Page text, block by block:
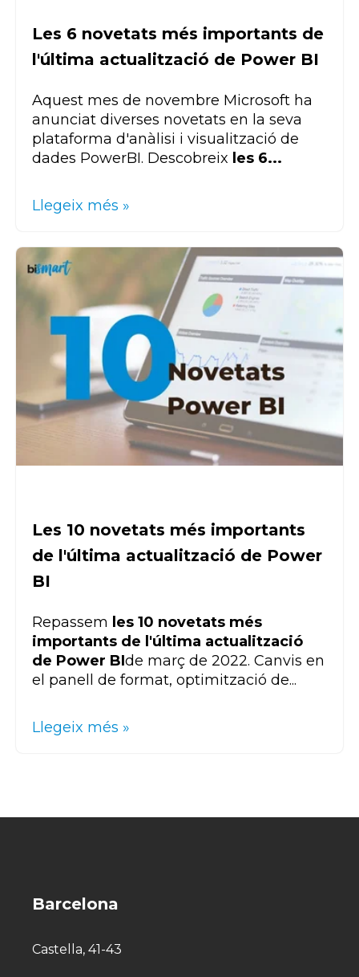
Les 6 novetats més importants de
l'última actualització de Power BI
Aquest mes de novembre Microsoft ha
anunciat diverses novetats en la seva
plataforma d'anàlisi i visualització de
dades PowerBI. Descobreix les 6...
Llegeix més »
Les 10 novetats més importants
de l'última actualització de Power
BI
Repassem les 10 novetats més
importants de l'última actualització
de Power BIde març de 2022. Canvis en
el panell de format, optimització de...
Llegeix més »
Barcelona
Castella, 41-43